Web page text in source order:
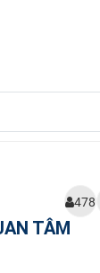
478
TÂM